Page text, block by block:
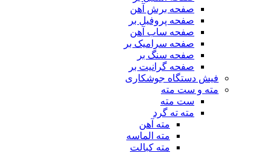
صفحه برش آهن
صفحه پروفیل بر
صفحه ساب آهن
صفحه سرامیک بر
صفحه سنگ بر
صفحه گرانیت بر
فیش دستگاه جوشکاری
مته و ست مته
ست مته
مته ته گرد
مته آهن
مته الماسه
مته کبالت